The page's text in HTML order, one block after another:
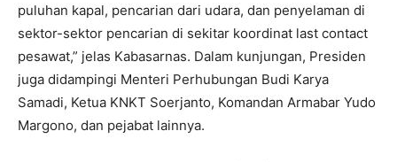
puluhan kapal, pencarian dari udara, dan penyelaman di
sektor-sektor pencarian di sekitar koordinat last contact
pesawat,” jelas Kabasarnas. Dalam kunjungan, Presiden
juga didampingi Menteri Perhubungan Budi Karya
Samadi, Ketua KNKT Soerjanto, Komandan Armabar Yudo
Margono, dan pejabat lainnya.